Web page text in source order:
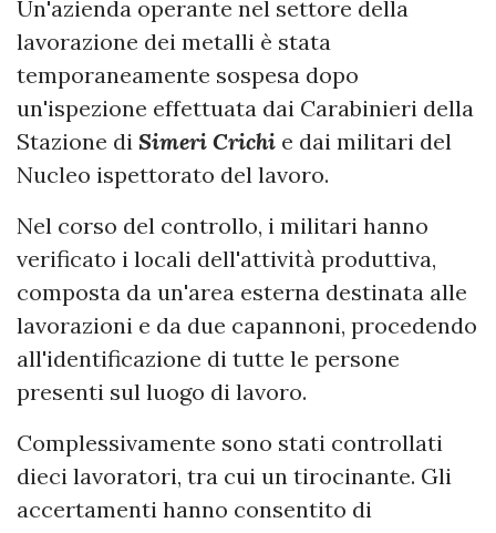
Un'azienda operante nel settore della
lavorazione dei metalli è stata
temporaneamente sospesa dopo
un'ispezione effettuata dai Carabinieri della
Stazione di Simeri Crichi e dai militari del
Nucleo ispettorato del lavoro.
Nel corso del controllo, i militari hanno
verificato i locali dell'attività produttiva,
composta da un'area esterna destinata alle
lavorazioni e da due capannoni, procedendo
all'identificazione di tutte le persone
presenti sul luogo di lavoro.
Complessivamente sono stati controllati
dieci lavoratori, tra cui un tirocinante. Gli
accertamenti hanno consentito di